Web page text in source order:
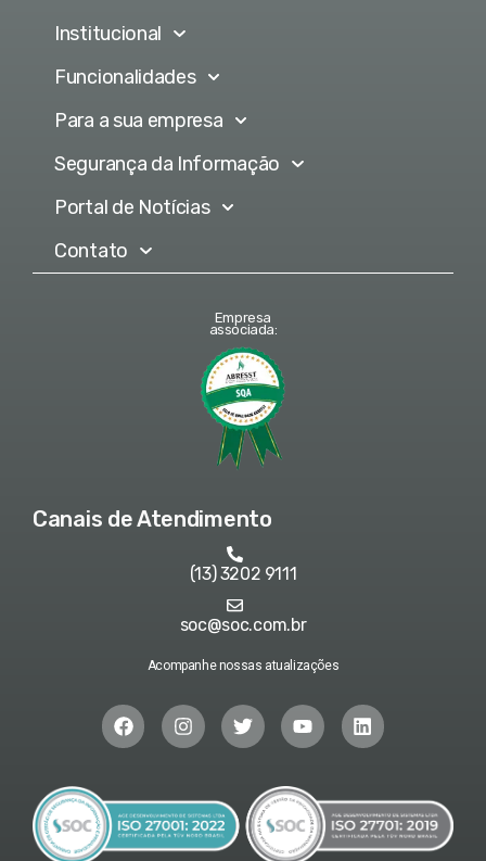
Institucional
Funcionalidades
Para a sua empresa
Segurança da Informação
Portal de Notícias
Contato
Empresa
associada:
Canais de Atendimento
(13) 3202 9111
soc@soc.com.br
Acompanhe nossas atualizações